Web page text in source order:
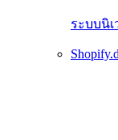
ระบบนิ